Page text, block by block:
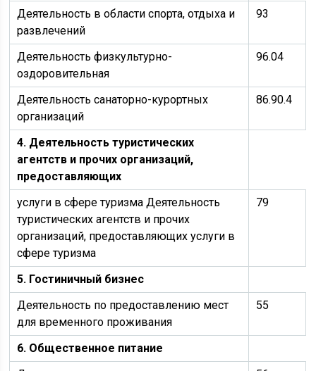
Деятельность в области спорта, отдыха и
развлечений
93
Деятельность физкультурно-
оздоровительная
96.04
Деятельность санаторно-курортных
организаций
86.90.4
4. Деятельность туристических
агентств и прочих организаций,
предоставляющих
услуги в сфере туризма Деятельность
туристических агентств и прочих
организаций, предоставляющих услуги в
сфере туризма
79
5. Гостиничный бизнес
Деятельность по предоставлению мест
для временного проживания
55
6. Общественное питание